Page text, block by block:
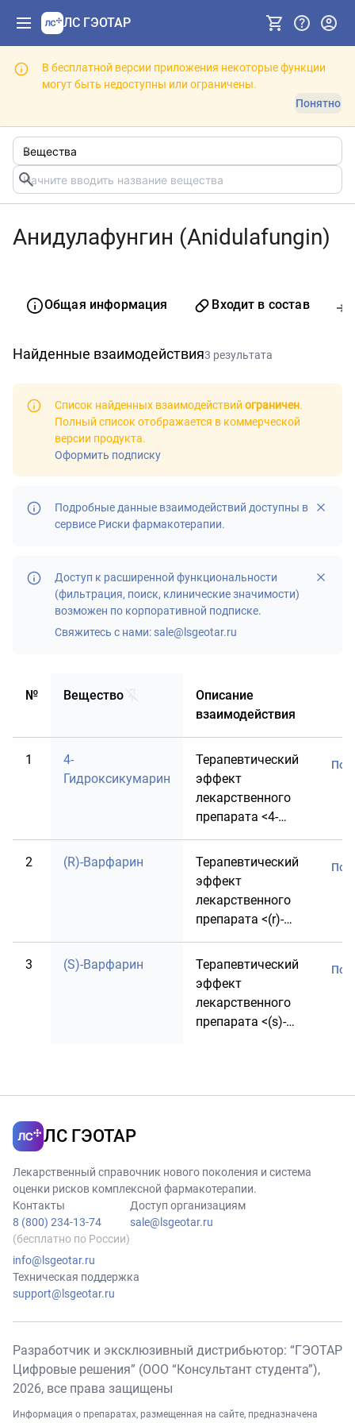
ЛС ГЭОТАР
В бесплатной версии приложения некоторые функции
могут быть недоступны или ограничены.
Понятно
Анидулафунгин (Anidulafungin)
Общая информация Входит в состав
Найденные взаимодействия3 результата
Список найденных взаимодействий ограничен.
Полный список отображается в коммерческой
версии продукта.
Оформить подписку
Подробные данные взаимодействий доступны в
сервисе Риски фармакотерапии.
Доступ к расширенной функциональности
(фильтрация, поиск, клинические значимости)
возможен по корпоративной подписке.
Свяжитесь с нами: sale@lsgeotar.ru
№ Вещество
Описание
взаимодействия
1
4-
Гидроксикумарин
Терапевтический
эффект
лекарственного
препарата <4-
может
усиливаться при
совместном
назначении с
лекарственным
<Анидулафунгин>.
2 (R)-Варфарин
Терапевтический
эффект
лекарственного
препарата <(r)-
усиливаться при
совместном
назначении с
лекарственным
препаратом
3 (S)-Варфарин
Терапевтический
эффект
лекарственного
препарата <(s)-
назначении с
ЛС ГЭОТАР
Лекарственный справочник нового поколения и система
оценки рисков комплексной фармакотерапии.
Контакты
8 (800) 234-13-74
(бесплатно по России)
info@lsgeotar.ru
Доступ организациям
sale@lsgeotar.ru
Техническая поддержка
support@lsgeotar.ru
Разработчик и эксклюзивный дистрибьютор: “ГЭОТАР
Цифровые решения” (ООО “Консультант студента”),
2026, все права защищены
Информация о препаратах, размещенная на сайте, предназначена